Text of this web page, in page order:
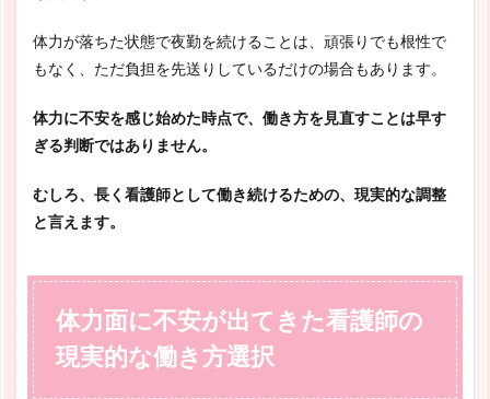
体力が落ちた状態で夜勤を続けることは、頑張りでも根性で
もなく、ただ負担を先送りしているだけの場合もあります。
体力に不安を感じ始めた時点で、働き方を見直すことは早す
ぎる判断ではありません。
むしろ、長く看護師として働き続けるための、現実的な調整
と言えます。
体力面に不安が出てきた看護師の
現実的な働き方選択